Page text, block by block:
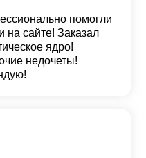
помогли
на сайте! Заказал
ядро!
недочеты!